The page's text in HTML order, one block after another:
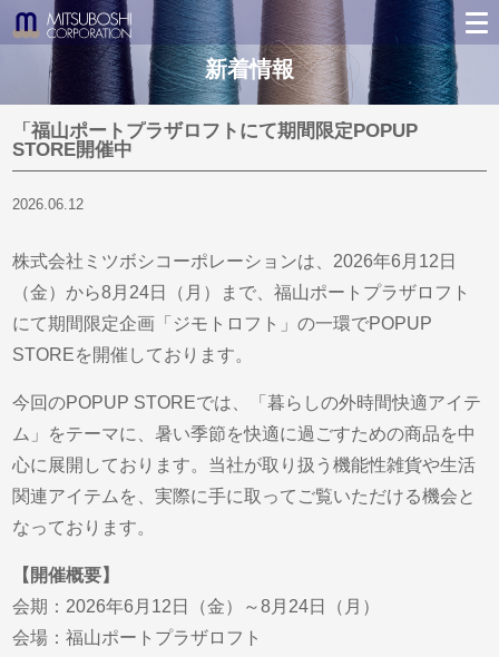
新着情報
「福山ポートプラザロフトにて期間限定POPUP
STORE開催中
2026.06.12
株式会社ミツボシコーポレーションは、2026年6月12日
（金）から8月24日（月）まで、福山ポートプラザロフト
にて期間限定企画「ジモトロフト」の一環でPOPUP
STOREを開催しております。
今回のPOPUP STOREでは、「暮らしの外時間快適アイテ
ム」をテーマに、暑い季節を快適に過ごすための商品を中
心に展開しております。当社が取り扱う機能性雑貨や生活
関連アイテムを、実際に手に取ってご覧いただける機会と
なっております。
【開催概要】
会期：2026年6月12日（金）～8月24日（月）
会場：福山ポートプラザロフト